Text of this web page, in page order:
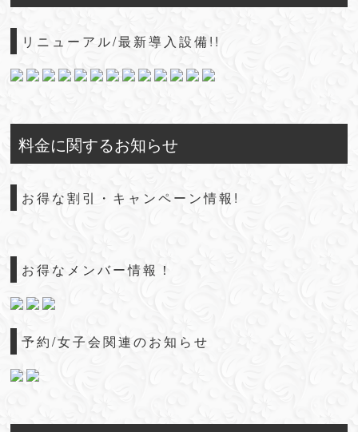
リニューアル/最新導入設備!!
料金に関するお知らせ
お得な割引・キャンペーン情報!
お得なメンバー情報！
予約/女子会関連のお知らせ